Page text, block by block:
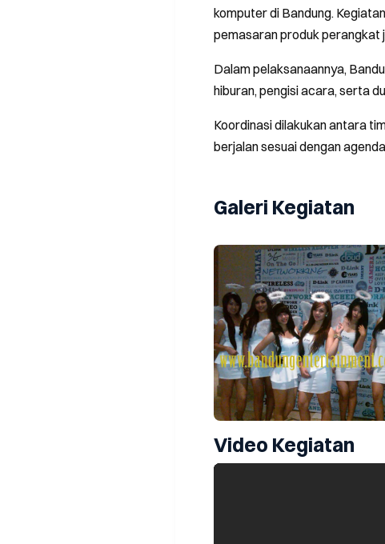
komputer di Bandung.
pemasaran produk perangkat
Dalam pelaksanaannya,
hiburan, pengisi acara, serta
Koordinasi dilakukan antara
berjalan sesuai dengan
Galeri Kegiatan
Video Kegiatan